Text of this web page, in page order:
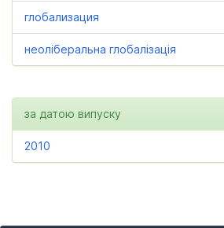
глобализация
неоліберальна глобалізація
за датою випуску
2010